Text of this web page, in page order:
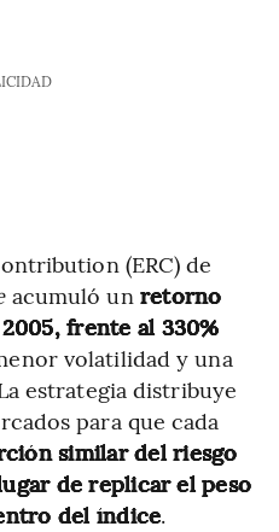
(ERC) de
acumuló un retorno
frente al 330%
volatilidad y una
estrategia distribuye
para que cada
similar del riesgo
de replicar el peso
del índice.